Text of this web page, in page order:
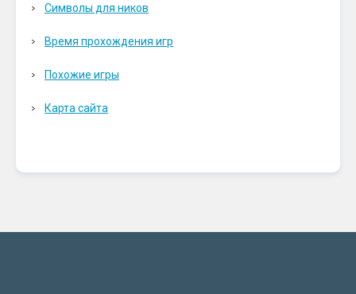
Символы для ников
Время прохождения игр
Похожие игры
Карта сайта